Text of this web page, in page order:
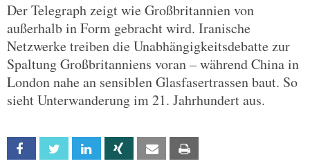
Der Telegraph zeigt wie Großbritannien von
außerhalb in Form gebracht wird. Iranische
Netzwerke treiben die Unabhängigkeitsdebatte zur
Spaltung Großbritanniens voran – während China in
London nahe an sensiblen Glasfasertrassen baut. So
sieht Unterwanderung im 21. Jahrhundert aus.
Facebook Twitter Linkedin Xing Email